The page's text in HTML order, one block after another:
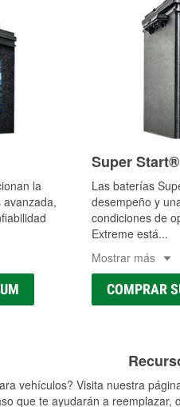
la
Super
Las baterías
desempeño y
condiciones de
Extreme está...
Mostrar más
COMPRAR
vehículos? Visita nuestra
que te ayudarán a reemplazar,